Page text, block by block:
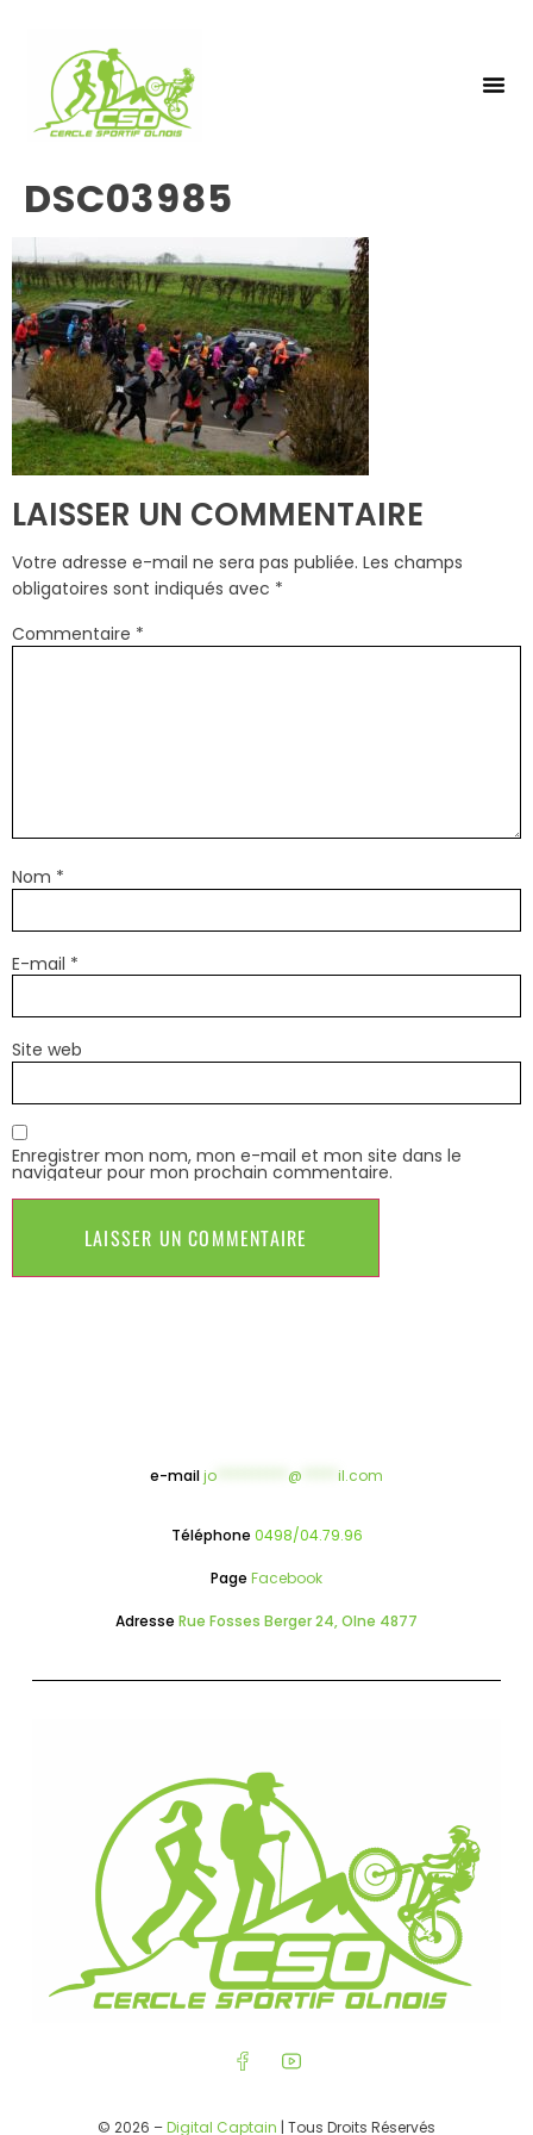
DSC03985
LAISSER UN COMMENTAIRE
Votre adresse e-mail ne sera pas publiée. Les champs
obligatoires sont indiqués avec *
Commentaire *
Nom *
E-mail *
Site web
Enregistrer mon nom, mon e-mail et mon site dans le
navigateur pour mon prochain commentaire.
e-mailjo @ il.com
Téléphone 0498/04.79.96
Page Facebook
Adresse Rue Fosses Berger 24, Olne 4877
© 2026 –Digital Captain | Tous Droits Réservés